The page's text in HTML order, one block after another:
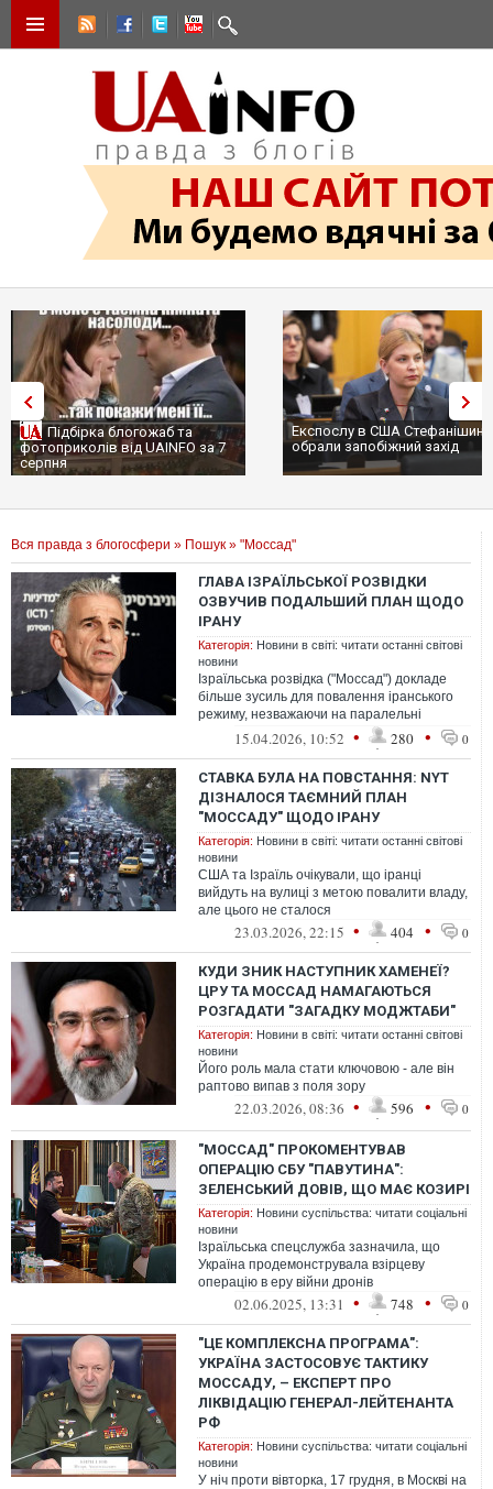
Підбірка блогожаб та
фотоприколів від UAINFO за 7
серпня
Експослу в США
обрали запобіжний захід
Вся правда з блогосфери » Пошук » "Моссад"
ГЛАВА ІЗРАЇЛЬСЬКОЇ РОЗВІДКИ
ОЗВУЧИВ ПОДАЛЬШИЙ ПЛАН ЩОДО
ІРАНУ
Категорія: Новини в світі: читати останні світові
новини
Ізраїльська розвідка ("Моссад") докладе
більше зусиль для повалення іранського
режиму, незважаючи на паралельні
зусилля США і Тегерана, домовитися про...
15.04.2026, 10:52 • 280 • 0
СТАВКА БУЛА НА ПОВСТАННЯ: NYT
ДІЗНАЛОСЯ ТАЄМНИЙ ПЛАН
"МОССАДУ" ЩОДО ІРАНУ
Категорія: Новини в світі: читати останні світові
новини
США та Ізраїль очікували, що іранці
вийдуть на вулиці з метою повалити владу,
але цього не сталося
23.03.2026, 22:15 • 404 • 0
КУДИ ЗНИК НАСТУПНИК ХАМЕНЕЇ?
ЦРУ ТА МОССАД НАМАГАЮТЬСЯ
РОЗГАДАТИ "ЗАГАДКУ МОДЖТАБИ"
Категорія: Новини в світі: читати останні світові
новини
Його роль мала стати ключовою - але він
раптово випав з поля зору
22.03.2026, 08:36 • 596 • 0
"МОССАД" ПРОКОМЕНТУВАВ
ОПЕРАЦІЮ СБУ "ПАВУТИНА":
ЗЕЛЕНСЬКИЙ ДОВІВ, ЩО МАЄ КОЗИРІ
Категорія: Новини суспільства: читати соціальні
новини
Ізраїльська спецслужба зазначила, що
Україна продемонструвала взірцеву
операцію в еру війни дронів
02.06.2025, 13:31 • 748 • 0
"ЦЕ КОМПЛЕКСНА ПРОГРАМА":
УКРАЇНА ЗАСТОСОВУЄ ТАКТИКУ
МОССАДУ, – ЕКСПЕРТ ПРО
ЛІКВІДАЦІЮ ГЕНЕРАЛ-ЛЕЙТЕНАНТА
РФ
Категорія: Новини суспільства: читати соціальні
новини
У ніч проти вівторка, 17 грудня, в Москві на